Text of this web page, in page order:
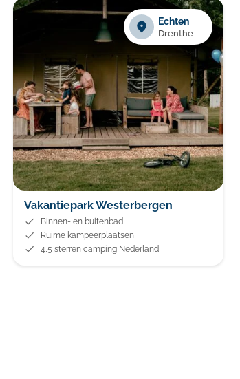
Echten
Drenthe
Vakantiepark Westerbergen
Binnen- en buitenbad
Ruime kampeerplaatsen
4,5 sterren camping Nederland